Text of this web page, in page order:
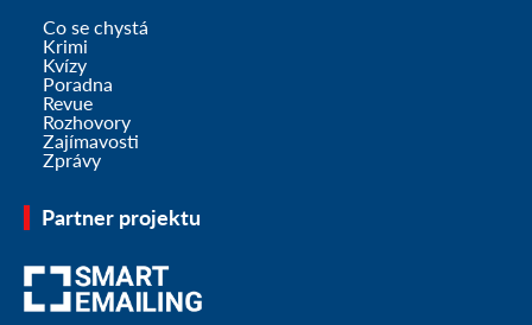
Co se chystá
Krimi
Kvízy
Poradna
Revue
Rozhovory
Zajímavosti
Zprávy
Partner projektu